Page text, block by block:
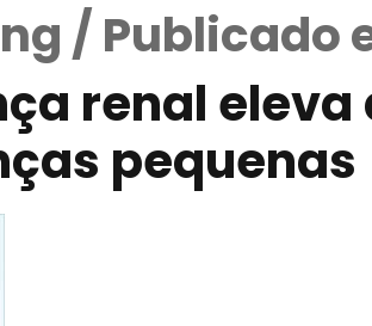
/ Publicado
renal
pequenas